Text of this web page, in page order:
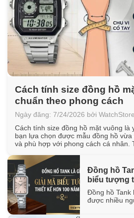
Cách tính size đồng hồ
chuẩn theo phong cách
Ngày đăng: 7/24/2026 bởi WatchStore
Cách tính size đồng hồ mặt vuông là
bạn lựa chọn được mẫu đồng hồ
và phù hợp với phong cách cá nhân.
thước mặt vuông [...]
Đồng hồ
biểu tượng
năm tuổi
Đồng hồ Tank
được nhiều